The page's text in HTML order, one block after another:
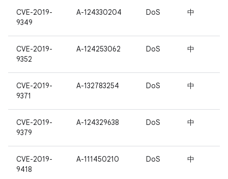
CVE-2019-
9349
A-124330204 DoS 中
CVE-2019-
9352
A-124253062 DoS 中
CVE-2019-
9371
A-132783254 DoS 中
CVE-2019-
9379
A-124329638 DoS 中
CVE-2019-
9418
A-111450210 DoS 中